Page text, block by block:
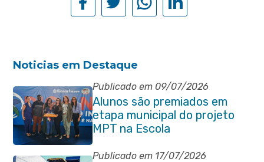
Noticias em Destaque
Publicado em 09/07/2026
Alunos são premiados em
etapa municipal do projeto
MPT na Escola
Publicado em 17/07/2026